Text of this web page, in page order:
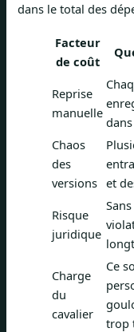
dans le total des
Facteur
de coût
Reprise
manuelle
Chaos
des
versions et
Risque
juridique
Charge
du
cavalier
Ce
trop